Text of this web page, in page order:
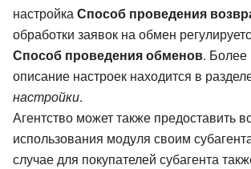
настройка Способ проведения
обработки заявок на обмен
Способ проведения обменов. Более
описание настроек находится в
настройки.
Агентство может также предоставить
использования модуля своим
случае для покупателей субагента